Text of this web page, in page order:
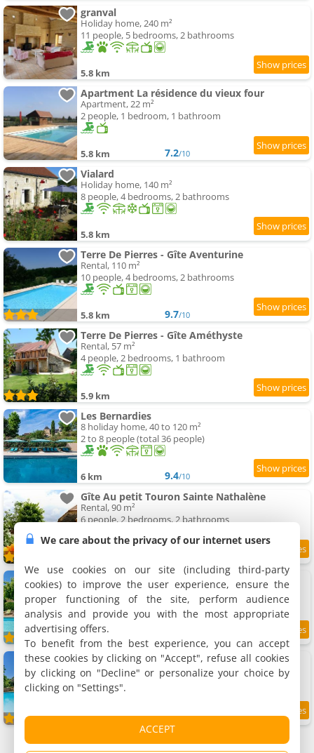
granval
Holiday home, 240 m²
11 people, 5 bedrooms, 2 bathrooms
5.8 km
Apartment La résidence du vieux four
Apartment, 22 m²
2 people, 1 bedroom, 1 bathroom
5.8 km 7.2/10
Vialard
Holiday home, 140 m²
8 people, 4 bedrooms, 2 bathrooms
5.8 km
Terre De Pierres - Gîte Aventurine
Rental, 110 m²
10 people, 4 bedrooms, 2 bathrooms
5.8 km 9.7/10
Terre De Pierres - Gîte Améthyste
Rental, 57 m²
4 people, 2 bedrooms, 1 bathroom
5.9 km
Les Bernardies
8 holiday home, 40 to 120 m²
2 to 8 people (total 36 people)
6 km 9.4/10
Gîte Au petit Touron Sainte Nathalène
Rental, 90 m²
6 people, 2 bedrooms, 2 bathrooms
Apartment In Saint Crépin-Et-Carlucet
Apartment, 60 m²
2 people, 1 bedroom, 1 bathroom
6 km /10
Pet Friendly Apartment
Apartment, 45 m²
3 people, 1 bedroom, 1 bathroom
6 km
We care about the privacy of our internet users
We use cookies on our site (including third-party
cookies) to improve the user experience, ensure the
proper functioning of the site, perform audience
analysis and provide you with the most appropriate
advertising offers.
To benefit from the best experience, you can accept
these cookies by clicking on "Accept", refuse all cookies
by clicking on "Decline" or personalize your choice by
clicking on "Settings".
ACCEPT